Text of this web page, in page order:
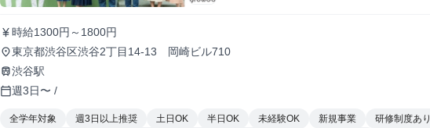
currency_yen時給1300円～1800円
place東京都渋谷区渋谷2丁目14-13 岡崎ビル710
train渋谷駅
calendar_today週3日〜 /
全学年対象 週3日以上推奨 土日OK 半日OK 未経験OK 新規事業 研修制度あり